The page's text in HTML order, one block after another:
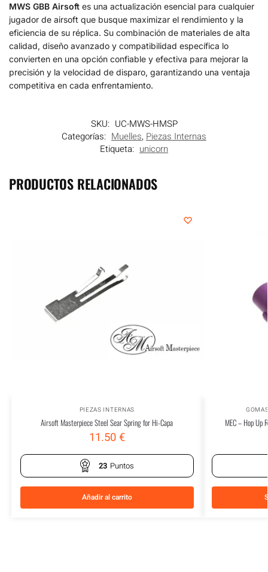
MWS GBB Airsoft es una actualización esencial para cualquier
jugador de airsoft que busque maximizar el rendimiento y la
eficiencia de su réplica. Su combinación de materiales de alta
calidad, diseño avanzado y compatibilidad específica lo
convierten en una opción confiable y efectiva para mejorar la
precisión y la velocidad de disparo, garantizando una ventaja
competitiva en cada enfrentamiento.
SKU: UC-MWS-HMSP
Categorías: Muelles, Piezas Internas
Etiqueta: unicorn
PRODUCTOS RELACIONADOS
PIEZAS INTERNAS
Airsoft Masterpiece Steel Sear Spring for Hi-Capa
11.50€
23 Puntos
Añadir al carrito
MEC – Hop Up